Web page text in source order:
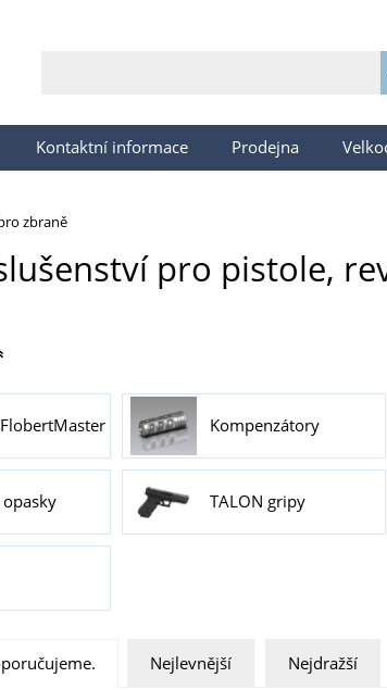
Kontaktní informace Prodejna
zbraně
pro pistole,
Kompenzátory
TALON gripy
Nejlevnější Nejdražší